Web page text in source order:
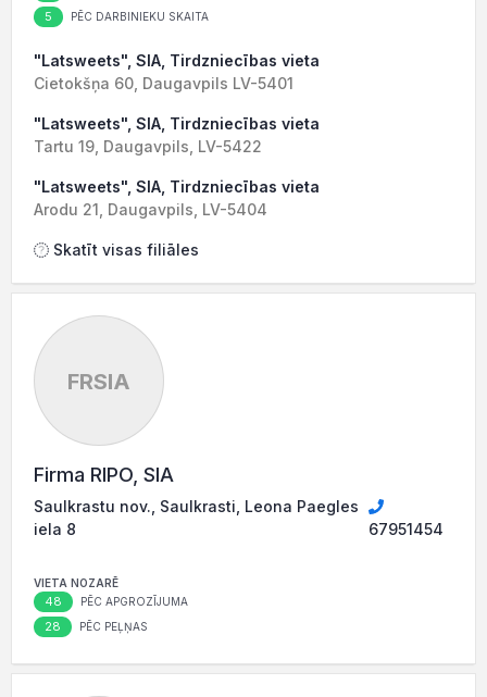
5 PĒC DARBINIEKU SKAITA
"Latsweets", SIA, Tirdzniecības vieta
Cietokšņa 60, Daugavpils LV-5401
"Latsweets", SIA, Tirdzniecības vieta
Tartu 19, Daugavpils, LV-5422
"Latsweets", SIA, Tirdzniecības vieta
Arodu 21, Daugavpils, LV-5404
Skatīt visas filiāles
FRSIA
Firma RIPO, SIA
Saulkrastu nov., Saulkrasti, Leona Paegles
iela 8
67951454
VIETA NOZARĒ
48 PĒC APGROZĪJUMA
28 PĒC PEĻŅAS